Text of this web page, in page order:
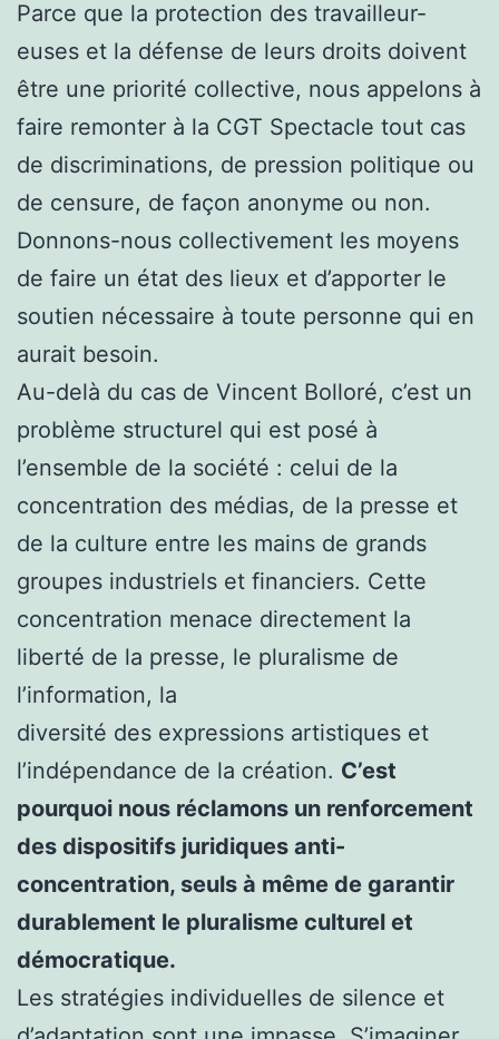
Parce que la protection des travailleur-
euses et la défense de leurs droits doivent
être une priorité collective, nous appelons à
faire remonter à la CGT Spectacle tout cas
de discriminations, de pression politique ou
de censure, de façon anonyme ou non.
Donnons-nous collectivement les moyens
de faire un état des lieux et d’apporter le
soutien nécessaire à toute personne qui en
aurait besoin.
Au-delà du cas de Vincent Bolloré, c’est un
problème structurel qui est posé à
l’ensemble de la société : celui de la
concentration des médias, de la presse et
de la culture entre les mains de grands
groupes industriels et financiers. Cette
concentration menace directement la
liberté de la presse, le pluralisme de
l’information, la
diversité des expressions artistiques et
l’indépendance de la création. C’est
pourquoi nous réclamons un renforcement
des dispositifs juridiques anti-
concentration, seuls à même de garantir
durablement le pluralisme culturel et
démocratique.
Les stratégies individuelles de silence et